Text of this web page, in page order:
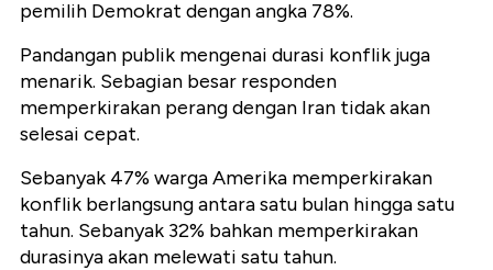
pemilih Demokrat dengan angka 78%.
Pandangan publik mengenai durasi konflik juga
menarik. Sebagian besar responden
memperkirakan perang dengan Iran tidak akan
selesai cepat.
Sebanyak 47% warga Amerika memperkirakan
konflik berlangsung antara satu bulan hingga satu
tahun. Sebanyak 32% bahkan memperkirakan
durasinya akan melewati satu tahun.